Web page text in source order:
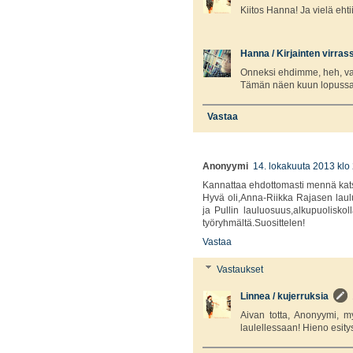
Kiitos Hanna! Ja vielä
Hanna / Kirjainten
Onneksi ehdimme, heh,
Tämän näen kuun
Vastaa
Anonyymi 14. lokakuuta 2013 klo
Kannattaa ehdottomasti mennä
Hyvä oli,Anna-Riikka Rajasen
ja Pullin
työryhmältä.Suosittelen!
Vastaa
Vastaukset
Linnea / kujerruksia
Aivan totta, Anonyymi,
laulellessaan! Hieno